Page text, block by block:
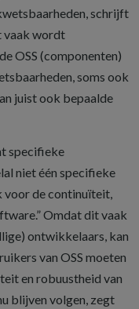
schrijft
vaak wordt
OSS (componenten)
soms ook
juist ook bepaalde
specifieke
niet één specifieke
de continuïteit,
Omdat dit vaak
ontwikkelaars, kan
van OSS moeten
en robuustheid van
blijven volgen, zegt